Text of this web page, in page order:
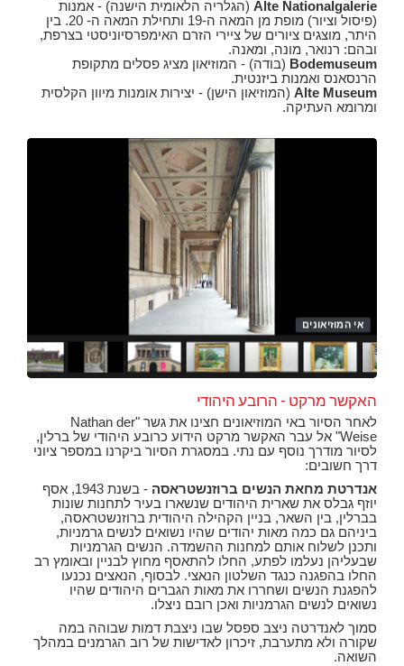
Alte Nationalgalerie (הגלריה הלאומית הישנה) - אמנות
(פיסול וציור) מופת מן המאה ה-19 ותחילת המאה ה- 20. בין
היתר, מוצגים ציורים של ציירי הזרם האימפרסיוניסטי בצרפת,
ובהם: רנואר, מונה, ומאנה.
Bodemuseum (בודה) - המוזיאון מציג פסלים מתקופת
הרנסאנס ואמנות ביזנטית.
Alte Museum (המוזיאון הישן) - יצירות אומנות מיוון הקלסית
ומרומא העתיקה.
הגלריה הלאומית הישנה באי המוזיאונים
אי המוזיאונים
האקשר מרקט - הרובע היהודי
לאחר הסיור באי המוזיאונים חצינו את גשר "Nathan der
Weise" אל עבר האקשר מרקט הידוע כרובע היהודי של ברלין,
לסיור מודרך נוסף עם נתי. במסגרת הסיור ביקרנו במספר ציוני
דרך חשובים:
אנדרטת מחאת הנשים ברוזנשטראסה
- בשנת 1943, אסף
יוזף גבלס את שארית היהודים שנשארו בעיר לתחנות שונות
בברלין, בין השאר, בניין הקהילה היהודית ברוזנשטראסה,
ביניהם גם כמה מאות יהודים שהיו נשואים לנשים גרמניות,
ותכנן לשלוח אותם למחנות ההשמדה. הנשים הגרמניות
שבעליהן נעלמו לפתע, החלו להתאסף מחוץ לבניין ובאומץ רב
החלו בהפגנה כנגד השלטון הנאצי. לבסוף, הנאצים נכנעו
להפגנת הנשים ושחררו את מאות הגברים היהודים שהיו
נשואים לנשים הגרמניות ואכן רובם ניצלו.
סמוך לאנדרטה ניצב ספסל שבו ניצבת דמות שבוהה במה
שקורה ולא מתערבת, זיכרון לאדישות של רוב הגרמנים במהלך
השואה.